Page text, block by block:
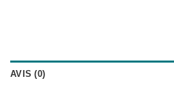
AVIS (0)